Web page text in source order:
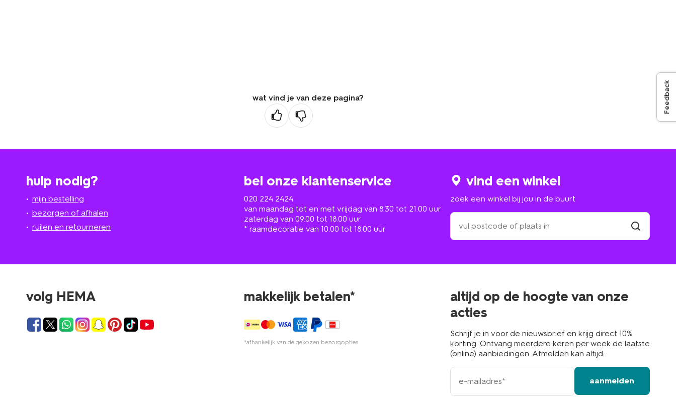
wat vind je van deze pagina?
hulp nodig?
mijn bestelling
bezorgen of afhalen
ruilen en retourneren
bel onze klantenservice
020 224 2424
van maandag tot en met vrijdag van 8.30 tot 21.00 uur
zaterdag van 09.00 tot 18.00 uur
* raamdecoratie van 10.00 tot 18.00 uur
vind een winkel
zoek een winkel bij jou in de buurt
zoek
een
winkel
in
volg HEMA makkelijk betalen*
*afhankelijk van de gekozen bezorgopties
altijd op de hoogte van onze
acties
Schrijf je in voor de nieuwsbrief en krijg direct 10%
korting. Ontvang meerdere keren per week de laatste
(online) aanbiedingen. Afmelden kan altijd.
e-
mailadres
aanmelden
Feedback